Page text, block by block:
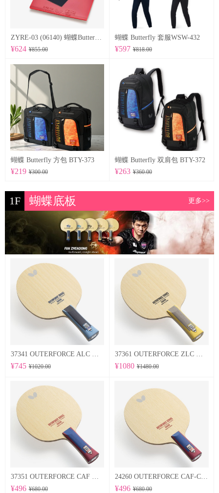
ZYRE-03 (06140) 蝴蝶Butterfly 专业反胶套胶
¥624 ¥855.00
蝴蝶 Butterfly 套服WSW-432
¥597 ¥818.00
蝴蝶 Butterfly 方包 BTY-373
¥219 ¥300.00
蝴蝶 Butterfly 双肩包 BTY-372
¥263 ¥360.00
1F 蝴蝶底板 更多>>
¥745 ¥1020.00 ¥1080 ¥1480.00
¥496 ¥680.00
24260 OUTERFORCE CAF-CS 蝴蝶Butterfly 专业底板
¥496 ¥680.00